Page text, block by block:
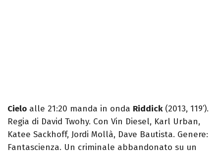
Cielo alle 21:20 manda in onda Riddick(2013, 119’).
Regia di David Twohy. Con Vin Diesel, Karl Urban,
Katee Sackhoff, Jordi Mollà, Dave Bautista. Genere:
Fantascienza. Un criminale abbandonato su un